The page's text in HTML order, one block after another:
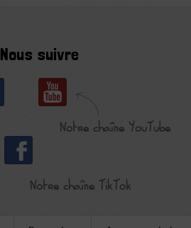
Nous suivre
Notre chaîne YouTube
Notre chaîne TikTok